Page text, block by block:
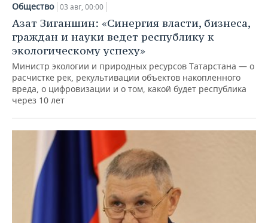
Общество 03 авг, 00:00
Азат Зиганшин: «Синергия власти, бизнеса,
граждан и науки ведет республику к
экологическому успеху»
Министр экологии и природных ресурсов Татарстана — о
расчистке рек, рекультивации объектов накопленного
вреда, о цифровизации и о том, какой будет республика
через 10 лет